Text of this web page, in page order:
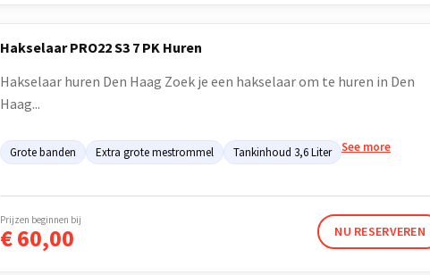
Hakselaar PRO22 S3 7 PK Huren
Hakselaar huren Den Haag Zoek je een hakselaar om te huren in Den
Haag...
Grote banden Extra grote mestrommel Tankinhoud 3,6 Liter See more
€60,00
Prijzen beginnen bij
NU RESERVEREN